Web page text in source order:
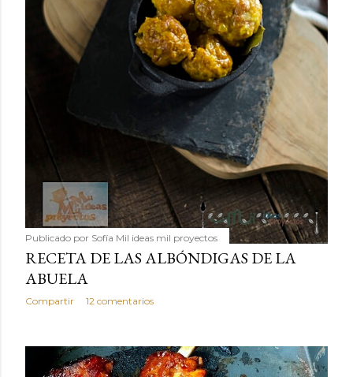
Publicado por Sofía Mil ideas mil proyectos
RECETA DE LAS ALBÓNDIGAS DE LA
ABUELA
Compartir 12 comentarios